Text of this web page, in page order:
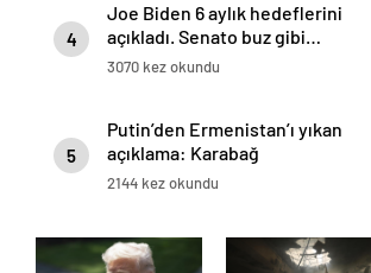
4
Joe Biden 6 aylık hedeflerini
açıkladı. Senato buz gibi…
3070 kez okundu
5
Putin’den Ermenistan’ı yıkan
açıklama: Karabağ
Azerbaycan’ın ayrılmaz bir
2144 kez okundu